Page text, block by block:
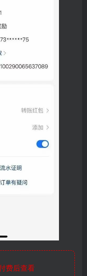
费后查看